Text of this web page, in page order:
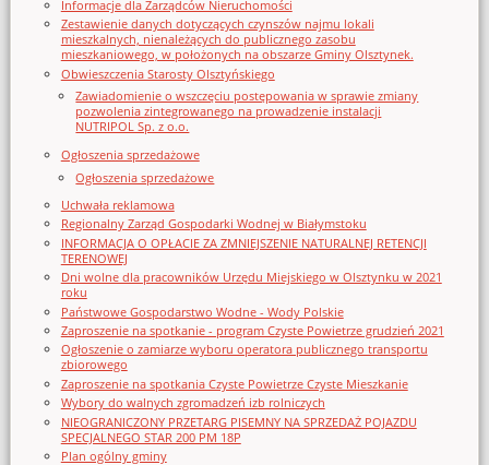
Informacje dla Zarządców Nieruchomości
Zestawienie danych dotyczących czynszów najmu lokali
mieszkalnych, nienależących do publicznego zasobu
mieszkaniowego, w położonych na obszarze Gminy Olsztynek.
Obwieszczenia Starosty Olsztyńskiego
Zawiadomienie o wszczęciu postępowania w sprawie zmiany
pozwolenia zintegrowanego na prowadzenie instalacji
NUTRIPOL Sp. z o.o.
Ogłoszenia sprzedażowe
Ogłoszenia sprzedażowe
Uchwała reklamowa
Regionalny Zarząd Gospodarki Wodnej w Białymstoku
INFORMACJA O OPŁACIE ZA ZMNIEJSZENIE NATURALNEJ RETENCJI
TERENOWEJ
Dni wolne dla pracowników Urzędu Miejskiego w Olsztynku w 2021
roku
Państwowe Gospodarstwo Wodne - Wody Polskie
Zaproszenie na spotkanie - program Czyste Powietrze grudzień 2021
Ogłoszenie o zamiarze wyboru operatora publicznego transportu
zbiorowego
Zaproszenie na spotkania Czyste Powietrze Czyste Mieszkanie
Wybory do walnych zgromadzeń izb rolniczych
NIEOGRANICZONY PRZETARG PISEMNY NA SPRZEDAŻ POJAZDU
SPECJALNEGO STAR 200 PM 18P
Plan ogólny gminy